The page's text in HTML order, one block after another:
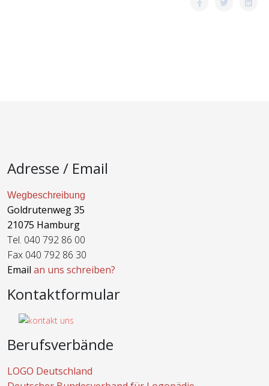
Adresse / Email
Wegbeschreibung
Goldrutenweg 35
21075 Hamburg
Tel. 040 792 86 00
Fax 040 792 86 30
Email an uns schreiben?
Kontaktformular
Berufsverbände
LOGO Deutschland